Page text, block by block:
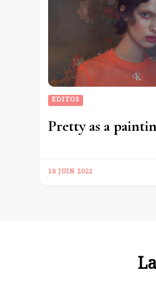
EDITOS
Pretty as a
18 JUIN 2021